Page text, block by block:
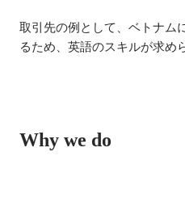
取引先の例として、ベトナム
るため、英語のスキルが求め
Why we do